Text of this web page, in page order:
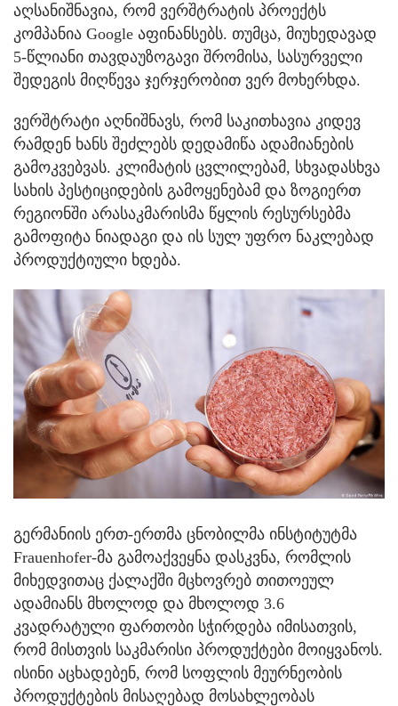
აღსანიშნავია, რომ ვერშტრატის პროექტს
კომპანია Google აფინანსებს. თუმცა, მიუხედავად
5-წლიანი თავდაუზოგავი შრომისა, სასურველი
შედეგის მიღწევა ჯერჯერობით ვერ მოხერხდა.
ვერშტრატი აღნიშნავს, რომ საკითხავია კიდევ
რამდენ ხანს შეძლებს დედამიწა ადამიანების
გამოკვებვას. კლიმატის ცვლილებამ, სხვადასხვა
სახის პესტიციდების გამოყენებამ და ზოგიერთ
რეგიონში არასაკმარისმა წყლის რესურსებმა
გამოფიტა ნიადაგი და ის სულ უფრო ნაკლებად
პროდუქტიული ხდება.
გერმანიის ერთ-ერთმა ცნობილმა ინსტიტუტმა
Frauenhofer-მა გამოაქვეყნა დასკვნა, რომლის
მიხედვითაც ქალაქში მცხოვრებ თითოეულ
ადამიანს მხოლოდ და მხოლოდ 3.6
კვადრატული ფართობი სჭირდება იმისათვის,
რომ მისთვის საკმარისი პროდუქტები მოიყვანოს.
ისინი აცხადებენ, რომ სოფლის მეურნეობის
პროდუქტების მისაღებად მოსახლეობას